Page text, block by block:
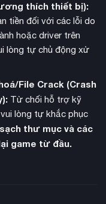
ấn tượng. Môi trường
thực khung cảnh
tố kinh dị giả tưởng.
tư kỹ lưỡng, góp phần
hộp.
thích thiết bị):
tiền đối với các lỗi do
hoặc driver trên
lòng tự chủ động xử
File Crack (Crash
Từ chối hỗ trợ kỹ
lòng tự khắc phục
thư mục và các
game từ đầu.